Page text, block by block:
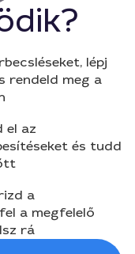
lépj
rendeld meg a
el az
és tudd
a
a megfelelő
rá